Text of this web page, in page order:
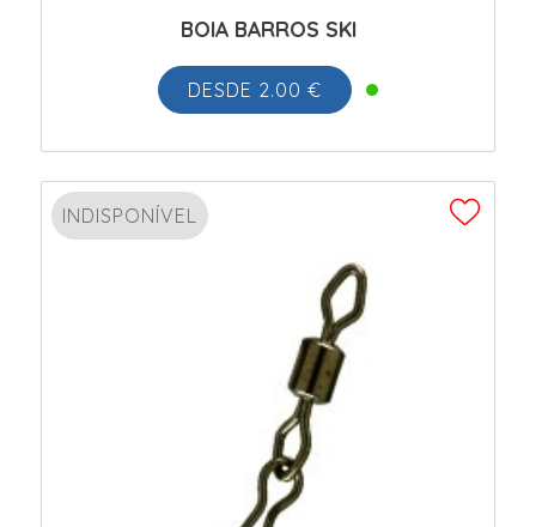
BOIA BARROS SKI
DESDE 2.00 €
INDISPONÍVEL